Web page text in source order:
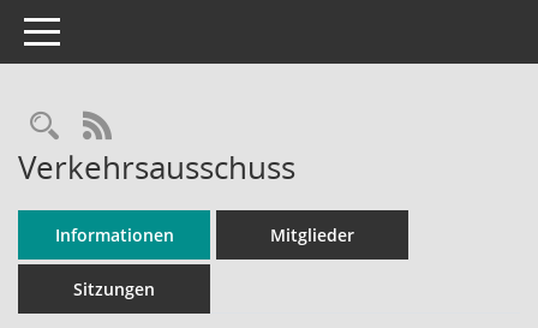
Toggle navigation
RSS-Feed
Verkehrsausschuss
Informationen Mitglieder
Sitzungen